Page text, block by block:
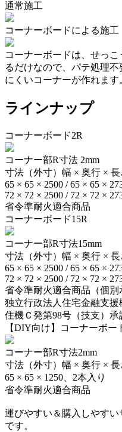
通常施工
コーナーボードによる施工
コーナーボードは、せっ
るだけなので、パテ処理
にくいコーナーが作れます
ラインナップ
コーナーボード2R
コーナー部R寸法 2mm
寸法（外寸）幅 × 奥行 × 長
65 × 65 × 2500 / 65 × 65 ×
72 × 72 × 2500 / 72 × 72 ×
省令準耐火適合商品
コーナーボード15R
コーナー部R寸法15mm
寸法（外寸）幅 × 奥行 × 長
65 × 65 × 2500 / 65 × 65 ×
72 × 72 × 2500 / 72 × 72 ×
省令準耐火適合商品（個別
独立行政法人住宅金融支援
住機Ｃ発第98号（技支）承
【DIY向け】コーナーボー
コーナー部R寸法2mm
寸法（外寸）幅 × 奥行 × 長
65 × 65 × 1250、2本入り
省令準耐火適合商品
運びやすい＆購入しやす
です。